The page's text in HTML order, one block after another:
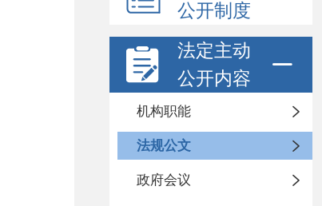
公开制度
法定主动
公开内容
机构职能
法规公文
政府会议